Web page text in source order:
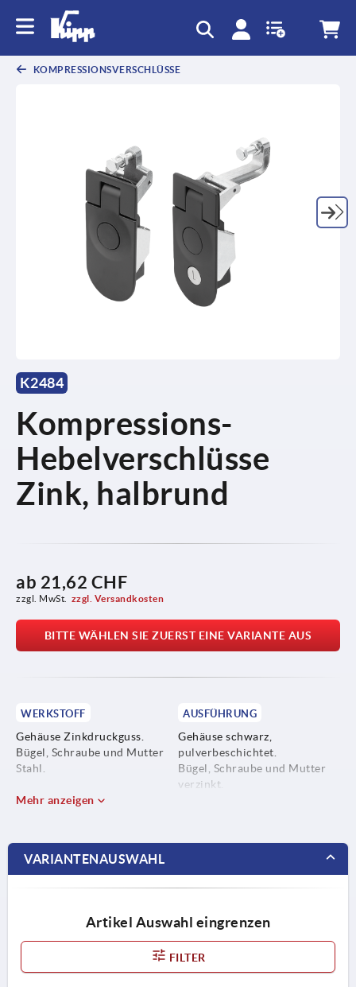
KOMPRESSIONSVERSCHLÜSSE
K2484
Kompressions-
Hebelverschlüsse
Zink, halbrund
ab 21,62 CHF
zzgl. MwSt. zzgl. Versandkosten
BITTE WÄHLEN SIE ZUERST EINE VARIANTE AUS
WERKSTOFF
Gehäuse Zinkdruckguss.
Bügel, Schraube und Mutter
Stahl.
AUSFÜHRUNG
Gehäuse schwarz,
pulverbeschichtet.
Bügel, Schraube und Mutter
verzinkt.
Mehr anzeigen
VARIANTENAUSWAHL
Artikel Auswahl eingrenzen
FILTER